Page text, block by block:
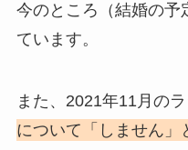
今のところ（結婚の予
ています。
また、2021年11月のラ
について「しません」